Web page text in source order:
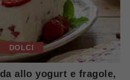
DOLCI
allo yogurt e fragole,